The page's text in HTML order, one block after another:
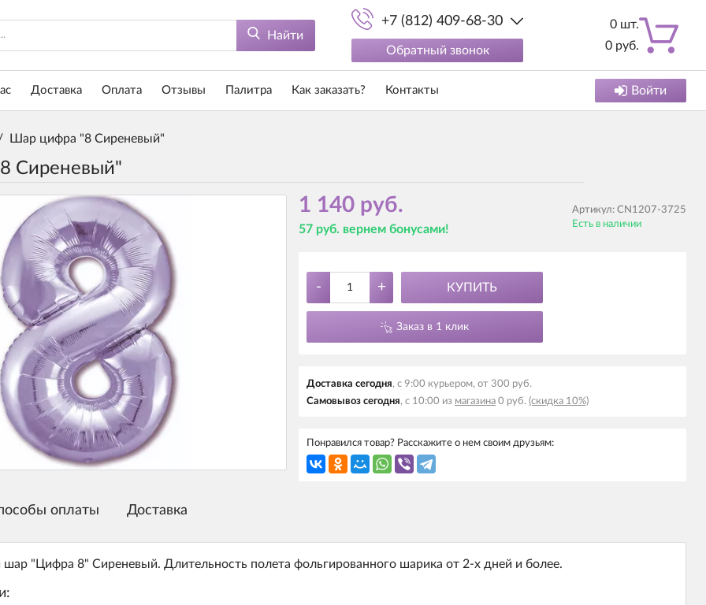
Найти
+7 (812) 409-68-30
Обратный звонок
0 шт.
0 руб.
Доставка Оплата Отзывы Палитра Как заказать? Контакты Войти
Шар цифра "8 Сиреневый"
Сиреневый"
1 140 руб.
57 руб. вернем бонусами!
Артикул: CN1207-3725
Есть в наличии
- + КУПИТЬ
Заказ в 1 клик
Доставка сегодня, с 9:00 курьером, от 300 руб.
Самовывоз сегодня, с 10:00 из магазина 0 руб. (скидка 10%)
Понравился товар? Расскажите о нем своим друзьям:
оплаты Доставка
"Цифра 8" Сиреневый. Длительность полета фольгированного шарика от 2-х дней и более.